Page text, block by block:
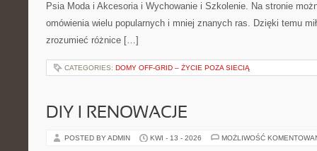
Psia Moda i Akcesoria i Wychowanie i Szkolenie. Na stronie
omówienia wielu popularnych i mniej znanych ras. Dzięki temu
zrozumieć różnice […]
CATEGORIES: DOMY OFF-GRID – ŻYCIE POZA SIECIĄ
DIY I RENOWACJE
POSTED BY ADMIN KWI - 13 - 2026 MOŻLIWOŚĆ